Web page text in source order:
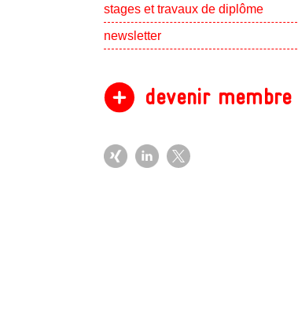
stages et travaux de diplôme
newsletter
devenir membre